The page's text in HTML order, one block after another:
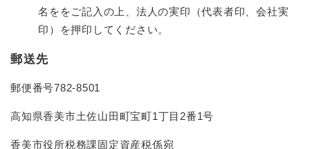
名ををご記入の上、法人の実印（代表者印、会社実
印）を押印してください。
郵送先
郵便番号782-8501
高知県香美市土佐山田町宝町1丁目2番1号
香美市役所税務課固定資産税係宛